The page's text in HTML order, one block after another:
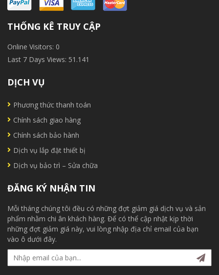
THỐNG KÊ TRUY CẬP
Online Visitors: 0
Last 7 Days Views: 51.141
DỊCH VỤ
Phương thức thanh toán
Chính sách giao hàng
Chính sách bảo hành
Dịch vụ lắp đặt thiết bị
Dịch vụ bảo trì – Sửa chữa
ĐĂNG KÝ NHẬN TIN
Mỗi tháng chúng tôi đều có những đợt giảm giá dịch vụ và sản
phẩm nhằm chi ân khách hàng. Để có thể cập nhật kịp thời
những đợt giảm giá này, vui lòng nhập địa chỉ email của bạn
vào ô dưới đây.